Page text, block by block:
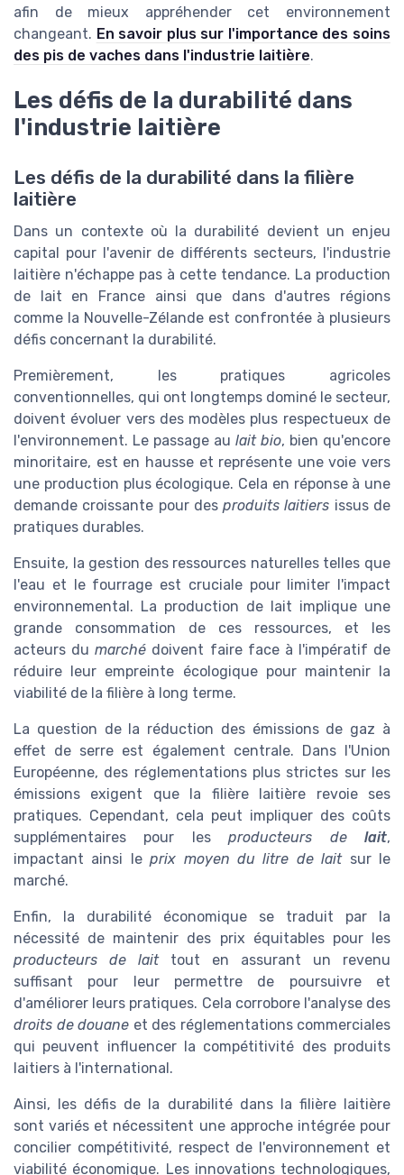
afin de mieux appréhender cet environnement
changeant. En savoir plus sur l'importance des soins
des pis de vaches dans l'industrie laitière.
Les défis de la durabilité dans
l'industrie laitière
Les défis de la durabilité dans la filière
laitière
Dans un contexte où la durabilité devient un enjeu
capital pour l'avenir de différents secteurs, l'industrie
laitière n'échappe pas à cette tendance. La production
de lait en France ainsi que dans d'autres régions
comme la Nouvelle-Zélande est confrontée à plusieurs
défis concernant la durabilité.
Premièrement, les pratiques agricoles
conventionnelles, qui ont longtemps dominé le secteur,
doivent évoluer vers des modèles plus respectueux de
l'environnement. Le passage au lait bio, bien qu'encore
minoritaire, est en hausse et représente une voie vers
une production plus écologique. Cela en réponse à une
demande croissante pour desproduits laitiers issus de
pratiques durables.
Ensuite, la gestion des ressources naturelles telles que
l'eau et le fourrage est cruciale pour limiter l'impact
environnemental. La production de lait implique une
grande consommation de ces ressources, et les
acteurs dumarché doivent faire face à l'impératif de
réduire leur empreinte écologique pour maintenir la
viabilité de la filière à long terme.
La question de la réduction des émissions de gaz à
effet de serre est également centrale. Dans l'Union
Européenne, des réglementations plus strictes sur les
émissions exigent que la filière laitière revoie ses
pratiques. Cependant, cela peut impliquer des coûts
supplémentaires pour lesproducteurs delait,
impactant ainsi leprix moyen du litre de laitsur le
marché.
Enfin, la durabilité économique se traduit par la
nécessité de maintenir des prix équitables pour les
producteurs de laittout en assurant un revenu
suffisant pour leur permettre de poursuivre et
d'améliorer leurs pratiques. Cela corrobore l'analyse des
droits de douane et des réglementations commerciales
qui peuvent influencer la compétitivité des produits
laitiers à l'international.
Ainsi, les défis de la durabilité dans la filière laitière
sont variés et nécessitent une approche intégrée pour
concilier compétitivité, respect de l'environnement et
viabilité économique. Les innovations technologiques,